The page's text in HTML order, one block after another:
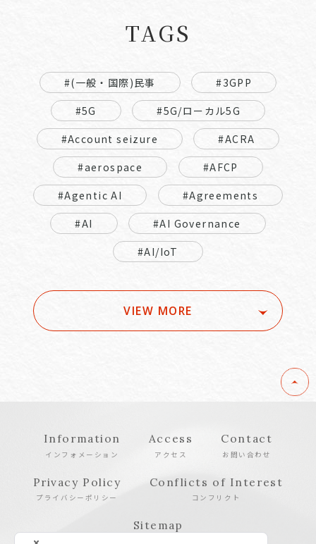
TAGS
#(一般・国際)民事
#3GPP
#5G
#5G/ローカル5G
#Account seizure
#ACRA
#aerospace
#AFCP
#Agentic AI
#Agreements
#AI
#AI Governance
#AI/IoT
VIEW MORE
Information
インフォメーション
Access
アクセス
Contact
お問い合わせ
Privacy Policy
プライバシーポリシー
Conflicts of Interest
コンフリクト
Sitemap